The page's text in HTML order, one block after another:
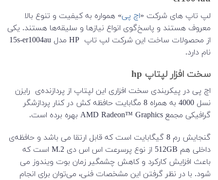
لپ ‌تاپ‌ های شرکت «اچ ‌پی» همواره به کیفیت و تنوع بالا
معروف هستند و پاسخ‌گوی انواع نیازها و سلیقه‌ها هستند. یکی
از محصولات ساخت این شرکت لپ تاپ HP مدل 15s-er1004au
نام دارد.
سخت افزار لپتاپ hp
اچ ‌پی در پیکربندی سخت‌ افزاری این لپتاپ از پردازنده‌‌ی رایزن
نسل 4000 به همراه 8 مگابایت حافظه کش در کنار پردازشگر
گرافیکی مجمع AMD Radeon™ Graphics بهره برده است.
گنجایش رم 8 گیگابایت است که قابل ارتقا می باشد و حافظه‌ی
داخلی هم 512GB از نوع پرسرعت اس اس دی M.2 است که
باعث افزایش کارکرد و کاهش چشمگیر زمان بوت ویندوز می
شود. با در نظر گرفتن این مشخصات فنی، می‌توان برای انجام